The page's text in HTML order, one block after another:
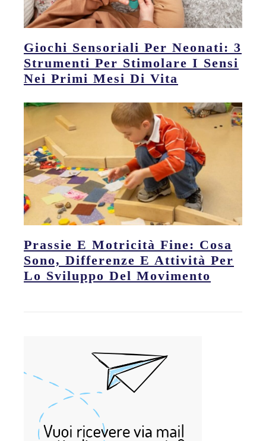
Giochi Sensoriali Per Neonati: 3
Strumenti Per Stimolare I Sensi
Nei Primi Mesi Di Vita
Prassie E Motricità Fine: Cosa
Sono, Differenze E Attività Per
Lo Sviluppo Del Movimento